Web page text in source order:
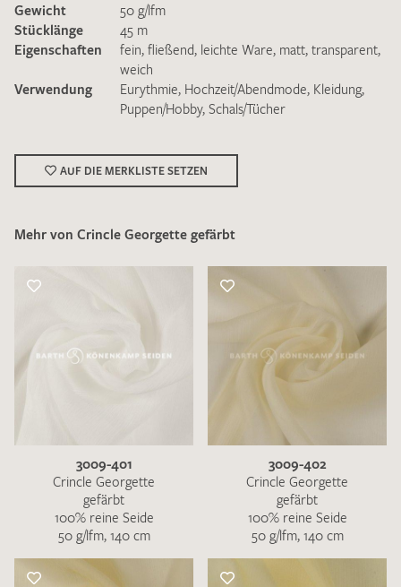
Ich bin damit einverstanden, dass meine angegebenen Daten
zur Beantwortung meiner Musteranfrage genutzt werden.
DieDatenschutzbestimmungenhabe ich zur Kenntnis
genommen und akzeptiere diese.
Gewicht
50 g/lfm
Stücklänge
45 m
Eigenschaften
fein, fließend, leichte Ware, matt, transparent,
weich
Verwendung
Eurythmie, Hochzeit/Abendmode, Kleidung,
Puppen/Hobby, Schals/Tücher
AUF DIE MERKLISTE SETZEN
Mehr von Crincle Georgette gefärbt
3009-401
Crincle Georgette
gefärbt
100% reine Seide
50 g/lfm, 140 cm
3009-402
Crincle Georgette
gefärbt
100% reine Seide
50 g/lfm, 140 cm